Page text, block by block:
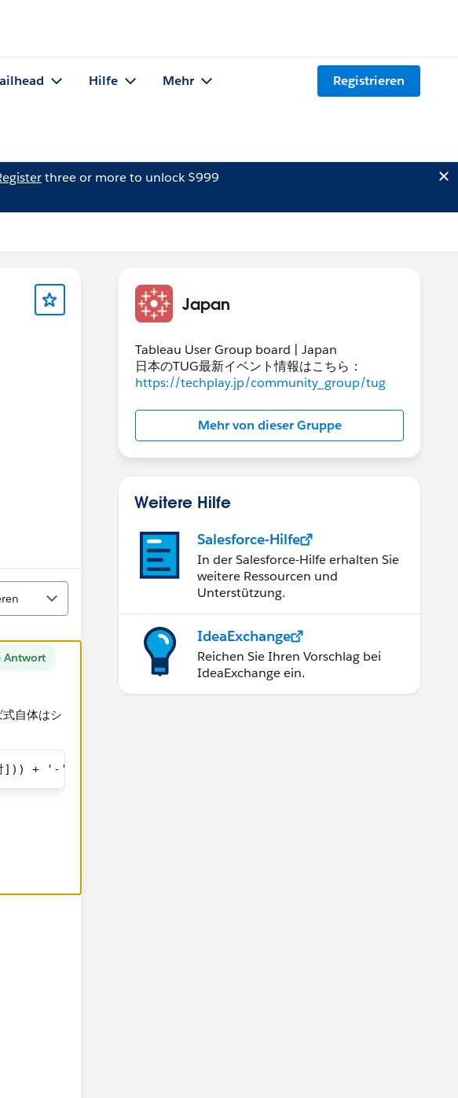
Hilfe Mehr Registrieren
three or more to unlock $999
Antwort
自体はシ
])) + '-' + STR(DATEPART('day', [日付]))
れていま
Japan
Tableau User Group board | Japan
日本のTUG最新イベント情報はこちら：
https://techplay.jp/community_group/tug
Mehr von dieser Gruppe
Weitere Hilfe
Salesforce-Hilfe
In der Salesforce-Hilfe erhalten Sie
weitere Ressourcen und
Unterstützung.
IdeaExchange
Reichen Sie Ihren Vorschlag bei
IdeaExchange ein.